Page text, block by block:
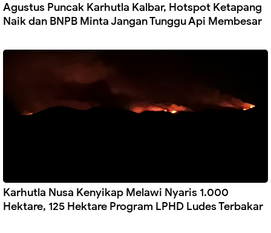
Agustus Puncak Karhutla Kalbar, Hotspot Ketapang
Naik dan BNPB Minta Jangan Tunggu Api Membesar
Karhutla Nusa Kenyikap Melawi Nyaris 1.000
Hektare, 125 Hektare Program LPHD Ludes Terbakar